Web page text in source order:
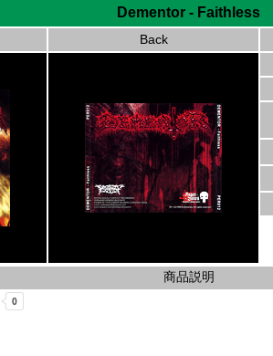
Dementor - Faithless
Back
商品説明